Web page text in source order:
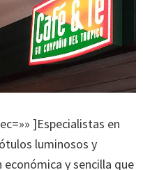
]Especialistas en
luminosos y
y sencilla que